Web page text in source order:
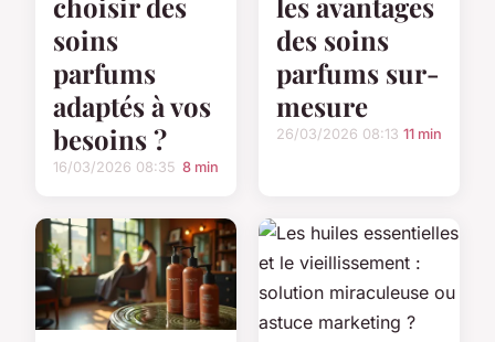
soins
parfums
adaptés à vos
besoins ?
16/03/2026 08:35 8 min
des soins
parfums sur-
mesure
26/03/2026 08:13 11 min